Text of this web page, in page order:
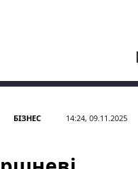
БІЗНЕС 14:24, 09.11.2025